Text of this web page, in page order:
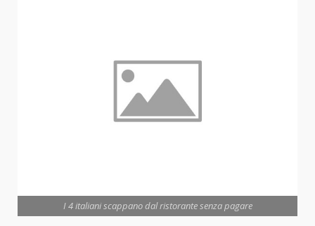
I 4 italiani scappano dal ristorante senza pagare